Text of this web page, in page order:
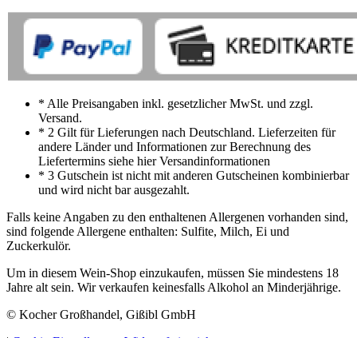
* Alle Preisangaben inkl. gesetzlicher MwSt. und zzgl.
Versand.
* 2 Gilt für Lieferungen nach Deutschland. Lieferzeiten für
andere Länder und Informationen zur Berechnung des
Liefertermins siehe hier Versandinformationen
* 3 Gutschein ist nicht mit anderen Gutscheinen kombinierbar
und wird nicht bar ausgezahlt.
Falls keine Angaben zu den enthaltenen Allergenen vorhanden sind,
sind folgende Allergene enthalten: Sulfite, Milch, Ei und
Zuckerkulör.
Um in diesem Wein-Shop einzukaufen, müssen Sie mindestens 18
Jahre alt sein. Wir verkaufen keinesfalls Alkohol an Minderjährige.
© Kocher Großhandel, Gißibl GmbH